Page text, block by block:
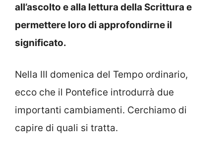
all’ascolto e alla lettura della Scrittura e
permettere loro di approfondirne il
significato.
Nella III domenica del Tempo ordinario,
ecco che il Pontefice introdurrà due
importanti cambiamenti. Cerchiamo di
capire di quali si tratta.